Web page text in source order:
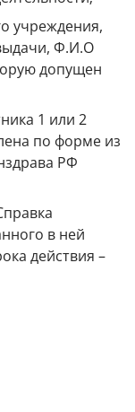
учреждения,
Ф.И.О
допущен
1 или 2
по форме из
РФ
в ней
действия –